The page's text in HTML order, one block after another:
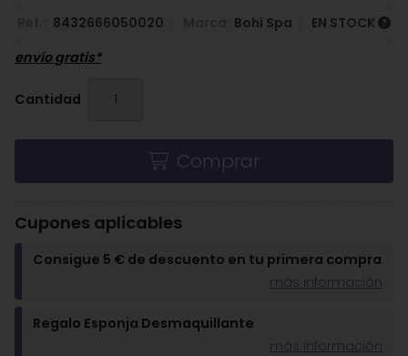
8432666050020 Bohí Spa
EN STOCK
envío gratis*
Cantidad
Comprar
Cupones aplicables
Consigue 5 € de descuento en tu primera compra
más información
Regalo Esponja Desmaquillante
más información